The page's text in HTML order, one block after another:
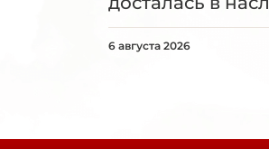
6 августа 2026